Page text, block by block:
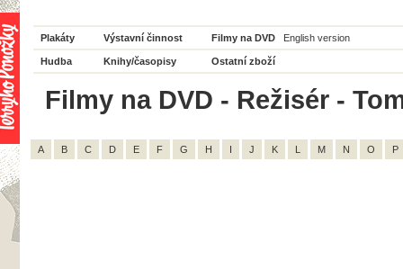
Plakáty Výstavní činnost Filmy na DVD English version
Hudba Knihy/časopisy Ostatní zboží
Filmy na DVD - Režisér -
A B C D E F G H I J K L M N O P